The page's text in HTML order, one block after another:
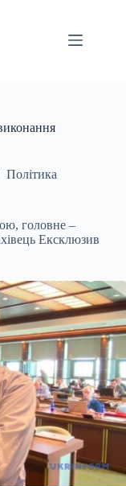
Політика
головне –
Ексклюзив